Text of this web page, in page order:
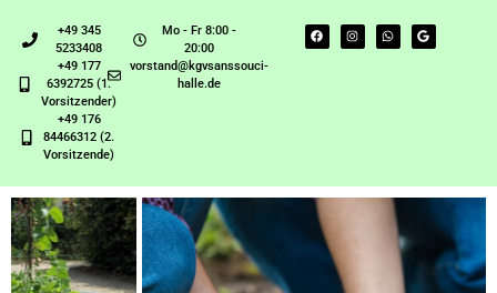
+49 345
5233408
+49 177
6392725 (1.
Vorsitzender)
+49 176
84466312 (2.
Vorsitzende)
Mo - Fr 8:00 -
20:00
vorstand@kgvsanssouci-
halle.de